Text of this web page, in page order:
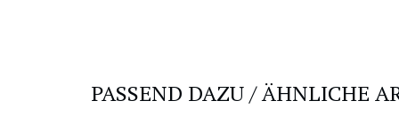
PASSEND DAZU / ÄHNLICHE